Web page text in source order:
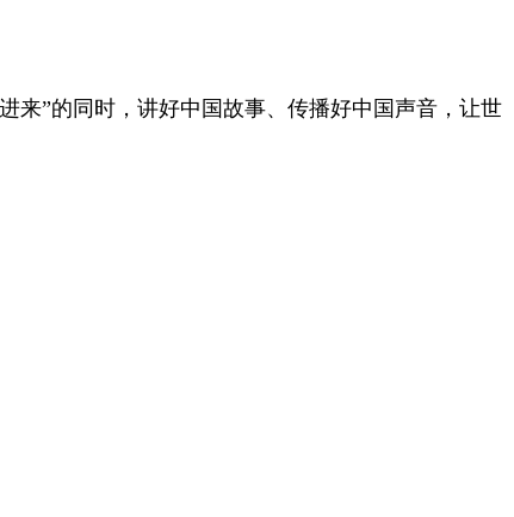
来”的同时，讲好中国故事、传播好中国声音，让世